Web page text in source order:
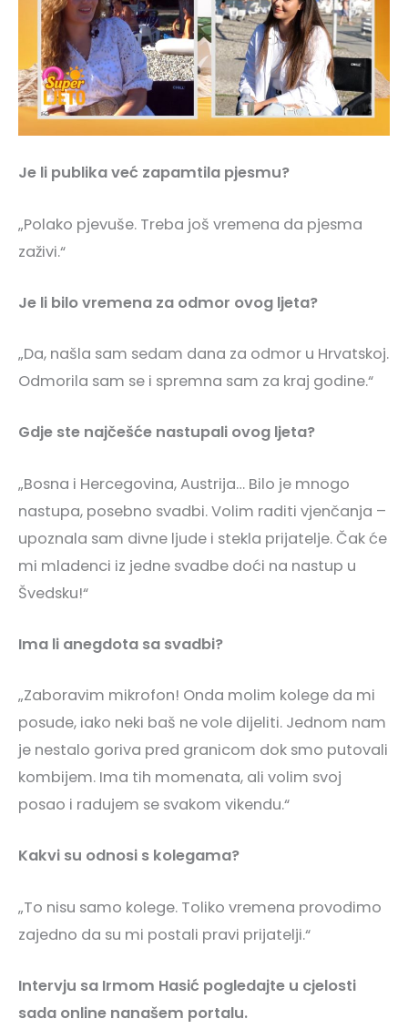
Je li publika već zapamtila pjesmu?
„Polako pjevuše. Treba još vremena da pjesma
zaživi.“
Je li bilo vremena za odmor ovog ljeta?
„Da, našla sam sedam dana za odmor u Hrvatskoj.
Odmorila sam se i spremna sam za kraj godine.“
Gdje ste najčešće nastupali ovog ljeta?
„Bosna i Hercegovina, Austrija… Bilo je mnogo
nastupa, posebno svadbi. Volim raditi vjenčanja –
upoznala sam divne ljude i stekla prijatelje. Čak će
mi mladenci iz jedne svadbe doći na nastup u
Švedsku!“
Ima li anegdota sa svadbi?
„Zaboravim mikrofon! Onda molim kolege da mi
posude, iako neki baš ne vole dijeliti. Jednom nam
je nestalo goriva pred granicom dok smo putovali
kombijem. Ima tih momenata, ali volim svoj
posao i radujem se svakom vikendu.“
Kakvi su odnosi s kolegama?
„To nisu samo kolege. Toliko vremena provodimo
zajedno da su mi postali pravi prijatelji.“
Intervju sa Irmom Hasić pogledajte u cjelosti
sada online nanašem portalu.